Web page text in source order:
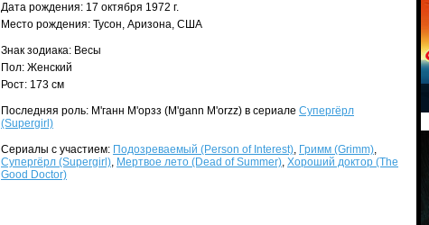
Дата рождения: 17 октября 1972 г.
Место рождения: Тусон, Аризона, США
Знак зодиака: Весы
Пол: Женский
Рост: 173 см
Последняя роль: М'ганн М'орзз (M'gann M'orzz) в сериале Супергёрл
(Supergirl)
Сериалы с участием: Подозреваемый (Person of Interest), Гримм (Grimm),
Супергёрл (Supergirl), Мертвое лето (Dead of Summer), Хороший доктор (The
Good Doctor)